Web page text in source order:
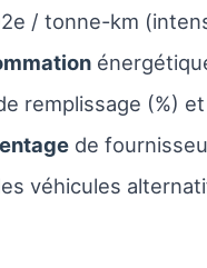
/ tonne-km
remplissage (%)
de
véhicules